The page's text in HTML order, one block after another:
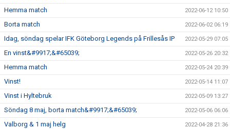
Hemma match 2022-06-12 10:50
Borta match 2022-06-02 06:19
Idag, söndag spelar IFK Göteborg Legends på Frillesås IP 2022-05-29 07:05
En vinst&#9917;&#65039; 2022-05-26 20:32
Hemma match 2022-05-24 20:39
Vinst! 2022-05-14 11:07
Vinst i Hyltebruk 2022-05-09 13:27
Söndag 8 maj, borta match&#9917;&#65039; 2022-05-06 06:06
Valborg & 1 maj helg 2022-04-28 21:36